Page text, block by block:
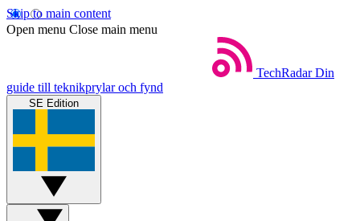
Skip to main content
Open menu Close main menu
TechRadar Din
guide till teknikprylar och fynd
SE Edition